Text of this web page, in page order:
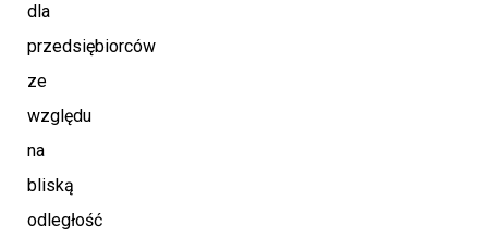
dla
przedsiębiorców
ze
względu
na
bliską
odległość